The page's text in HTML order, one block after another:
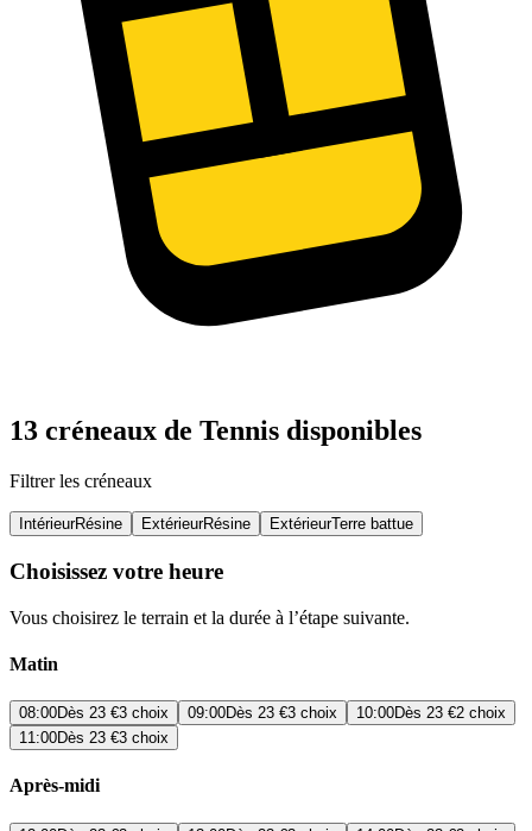
13 créneaux de Tennis disponibles
Filtrer les créneaux
IntérieurRésine ExtérieurRésine ExtérieurTerre battue
Choisissez votre heure
Vous choisirez le terrain et la durée à l’étape suivante.
Matin
08:00Dès 23 €3 choix 09:00Dès 23 €3 choix 10:00Dès 23 €2 choix
11:00Dès 23 €3 choix
Après-midi